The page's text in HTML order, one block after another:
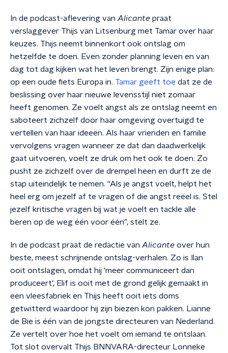
In de podcast-aflevering van Alicante praat
verslaggever Thijs van Litsenburg met Tamar over haar
keuzes. Thijs neemt binnenkort ook ontslag om
hetzelfde te doen. Even zonder planning leven en van
dag tot dag kijken wat het leven brengt. Zijn enige plan:
op een oude fiets Europa in. Tamar geeft toe dat ze de
beslissing over haar nieuwe levensstijl niet zomaar
heeft genomen. Ze voelt angst als ze ontslag neemt en
saboteert zichzelf door haar omgeving overtuigd te
vertellen van haar ideeën. Als haar vrienden en familie
vervolgens vragen wanneer ze dat dan daadwerkelijk
gaat uitvoeren, voelt ze druk om het ook te doen. Zo
pusht ze zichzelf over de drempel heen en durft ze de
stap uiteindelijk te nemen. “Als je angst voelt, helpt het
heel erg om jezelf af te vragen of die angst reëel is. Stel
jezelf kritische vragen bij wat je voelt en tackle alle
beren op de weg één voor één”, stelt ze.
In de podcast praat de redactie van Alicante over hun
beste, meest schrijnende ontslag-verhalen. Zo is Ilan
ooit ontslagen, omdat hij ‘meer communiceert dan
produceert’, Elif is ooit met de grond gelijk gemaakt in
een vleesfabriek en Thijs heeft ooit iets doms
getwitterd waardoor hij zijn biezen kon pakken. Lianne
de Bie is één van de jongste directeuren van Nederland.
Ze vertelt over hoe het voelt om iemand te ontslaan.
Tot slot overvalt Thijs BNNVARA-directeur Lonneke